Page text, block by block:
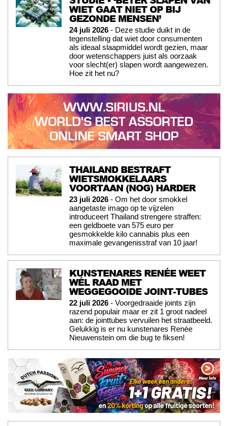
WIET GAAT NIET OP BIJ
GEZONDE MENSEN’
24 juli 2026 - Deze studie duikt in de
tegenstelling dat wiet door consumenten
als ideaal slaapmiddel wordt gezien, maar
door wetenschappers juist als oorzaak
voor slecht(er) slapen wordt aangewezen.
Hoe zit het nu?
THAILAND BESTRAFT
WIETSMOKKELAARS
VOORTAAN (NOG) HARDER
23 juli 2026 - Om het door smokkel
aangetaste imago op te vijzelen
introduceert Thailand strengere straffen:
een geldboete van 575 euro per
gesmokkelde kilo cannabis plus een
maximale gevangenisstraf van 10 jaar!
KUNSTENARES RENÉE WEET
WÉL RAAD MET
WEGGEGOOIDE JOINT-TUBES
22 juli 2026 - Voorgedraaide joints zijn
razend populair maar er zit 1 groot nadeel
aan: de jointtubes vervuilen het straatbeeld.
Gelukkig is er nu kunstenares Renée
Nieuwenstein om die bug te fiksen!